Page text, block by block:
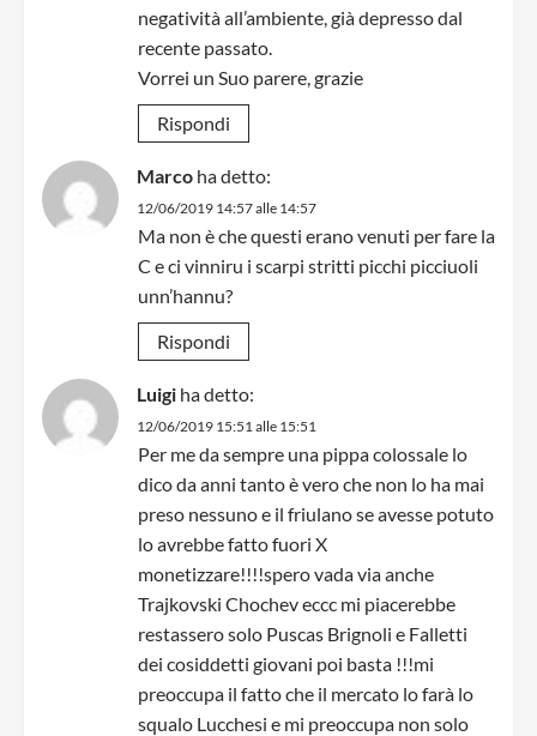
negatività all’ambiente, già depresso dal
recente passato.
Vorrei un Suo parere, grazie
Rispondi
Marco ha detto:
12/06/2019 14:57 alle 14:57
Ma non è che questi erano venuti per fare la
C e ci vinniru i scarpi stritti picchi picciuoli
unn’hannu?
Rispondi
Luigi ha detto:
12/06/2019 15:51 alle 15:51
Per me da sempre una pippa colossale lo
dico da anni tanto è vero che non lo ha mai
preso nessuno e il friulano se avesse potuto
lo avrebbe fatto fuori X
monetizzare!!!!spero vada via anche
Trajkovski Chochev eccc mi piacerebbe
restassero solo Puscas Brignoli e Falletti
dei cosiddetti giovani poi basta !!!mi
preoccupa il fatto che il mercato lo farà lo
squalo Lucchesi e mi preoccupa non solo